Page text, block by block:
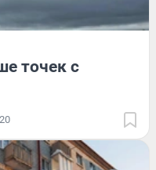
точек с
20